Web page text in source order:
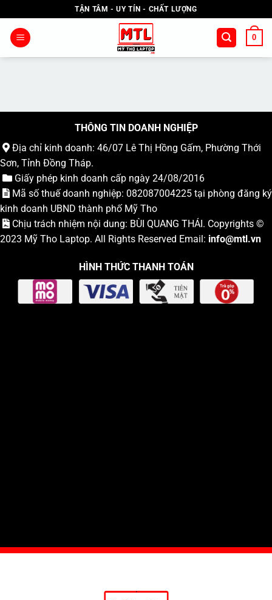
qua
nội
TẬN TÂM - UY TÍN - CHẤT LƯỢNG
0
THÔNG TIN DOANH NGHIỆP
Địa chỉ kinh doanh: 46/07 Lê Thị Hồng Gấm, Phường Thới
Sơn, Tỉnh Đồng Tháp.
Giấy phép kinh doanh cấp ngày 24/08/2016
Mã số thuế doanh nghiệp: 082087004225 tại phòng đăng ký
kinh doanh UBND thành phố Mỹ Tho
Chịu trách nhiệm nội dung: BÙI QUANG THÁI. Copyrights ©
2023 Mỹ Tho Laptop. All Rights Reserved Email: info@mtl.vn
HÌNH THỨC THANH TOÁN